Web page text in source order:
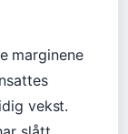
marginene
vekst.